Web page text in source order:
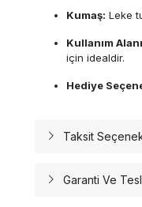
Kumaş: Leke
Kullanım
için idealdir.
Hediye
Taksit
Garanti Ve